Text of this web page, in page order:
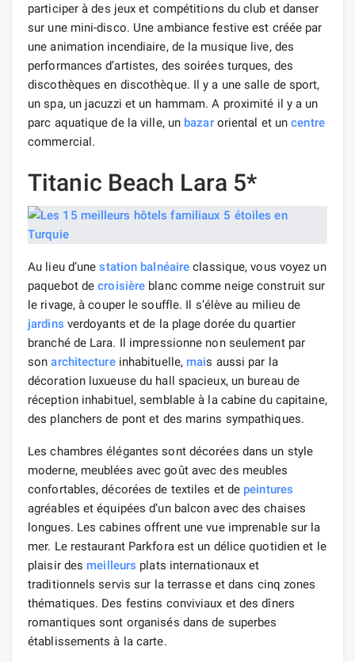
participer à des jeux et compétitions du club et danser
sur une mini-disco. Une ambiance festive est créée par
une animation incendiaire, de la musique live, des
performances d’artistes, des soirées turques, des
discothèques en discothèque. Il y a une salle de sport,
un spa, un jacuzzi et un hammam. A proximité il y a un
parc aquatique de la ville, un bazaroriental et uncentre
commercial.
Titanic Beach Lara 5*
Au lieu d’unestation balnéaire classique, vous voyez un
paquebot decroisière blanc comme neige construit sur
le rivage, à couper le souffle. Il s’élève au milieu de
jardins verdoyants et de la plage dorée du quartier
branché de Lara. Il impressionne non seulement par
sonarchitectureinhabituelle, mais aussi par la
décoration luxueuse du hall spacieux, un bureau de
réception inhabituel, semblable à la cabine du capitaine,
des planchers de pont et des marins sympathiques.
Les chambres élégantes sont décorées dans un style
moderne, meublées avec goût avec des meubles
confortables, décorées de textiles et de peintures
agréables et équipées d’un balcon avec des chaises
longues. Les cabines offrent une vue imprenable sur la
mer. Le restaurant Parkfora est un délice quotidien et le
plaisir des meilleurs plats internationaux et
traditionnels servis sur la terrasse et dans cinq zones
thématiques. Des festins conviviaux et des dîners
romantiques sont organisés dans de superbes
établissements à la carte.